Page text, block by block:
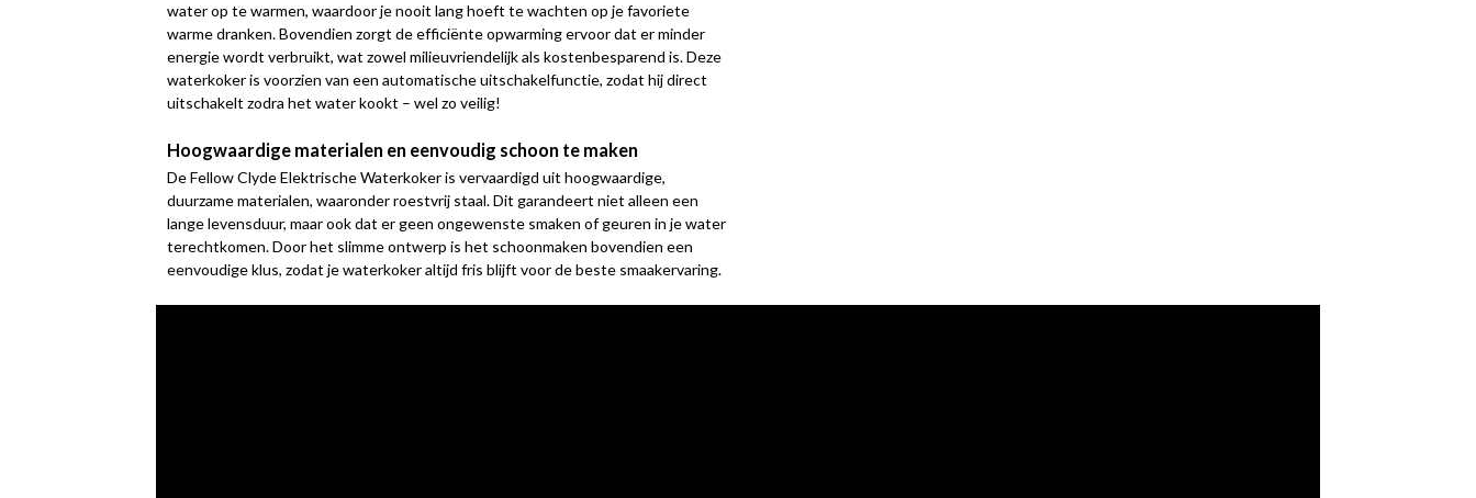
water op te warmen, waardoor je nooit lang hoeft te wachten op je favoriete
warme dranken. Bovendien zorgt de efficiënte opwarming ervoor dat er minder
energie wordt verbruikt, wat zowel milieuvriendelijk als kostenbesparend is. Deze
waterkoker is voorzien van een automatische uitschakelfunctie, zodat hij direct
uitschakelt zodra het water kookt – wel zo veilig!
Hoogwaardige materialen en eenvoudig schoon te maken
De Fellow Clyde Elektrische Waterkoker is vervaardigd uit hoogwaardige,
duurzame materialen, waaronder roestvrij staal. Dit garandeert niet alleen een
lange levensduur, maar ook dat er geen ongewenste smaken of geuren in je water
terechtkomen. Door het slimme ontwerp is het schoonmaken bovendien een
eenvoudige klus, zodat je waterkoker altijd fris blijft voor de beste smaakervaring.